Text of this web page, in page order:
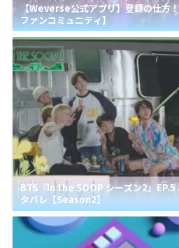
【Weverse公式アプリ】登録の仕方
ファンコミュニティ】
BTS『In the SOOP シーズン2』EP.5
タバレ【Season2】